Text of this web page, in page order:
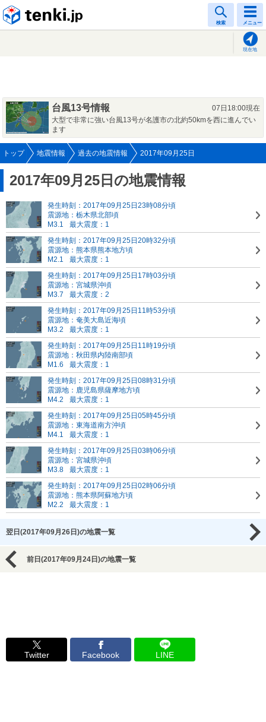
検索 メニュー
現在地
台風13号情報
07日18:00現在
大型で非常に強い台風13号が名護市の北約50kmを西に進んでい
ます
トップ 地震情報 過去の地震情報 2017年09月25日
2017年09月25日の地震情報
発生時刻：2017年09月25日23時08分頃
震源地：栃木県北部頃
M3.1
最大震度：1
発生時刻：2017年09月25日20時32分頃
震源地：熊本県熊本地方頃
M2.1
最大震度：1
発生時刻：2017年09月25日17時03分頃
震源地：宮城県沖頃
M3.7
最大震度：2
発生時刻：2017年09月25日11時53分頃
震源地：奄美大島近海頃
M3.2
最大震度：1
発生時刻：2017年09月25日11時19分頃
震源地：秋田県内陸南部頃
M1.6
最大震度：1
発生時刻：2017年09月25日08時31分頃
震源地：鹿児島県薩摩地方頃
M4.2
最大震度：1
発生時刻：2017年09月25日05時45分頃
震源地：東海道南方沖頃
M4.1
最大震度：1
発生時刻：2017年09月25日03時06分頃
震源地：宮城県沖頃
M3.8
最大震度：1
発生時刻：2017年09月25日02時06分頃
震源地：熊本県阿蘇地方頃
M2.2
最大震度：1
翌日(2017年09月26日)の地震一覧
前日(2017年09月24日)の地震一覧
Twitter Facebook LINE